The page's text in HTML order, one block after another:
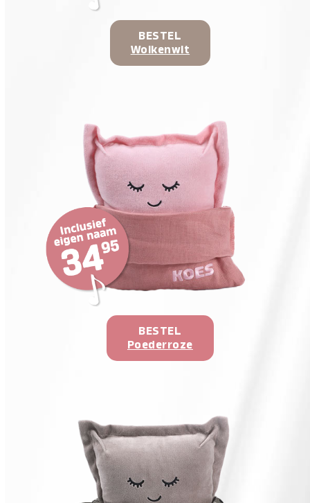
BESTEL
Wolkenwit
BESTEL
Poederroze